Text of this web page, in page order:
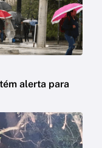
alerta para